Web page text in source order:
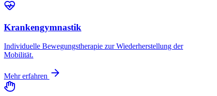
Krankengymnastik
Individuelle Bewegungstherapie zur Wiederherstellung der
Mobilität.
Mehr erfahren